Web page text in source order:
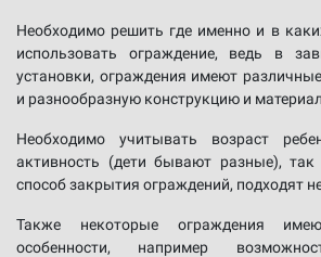
Необходимо решить где именно и в
использовать ограждение, ведь в
установки, ограждения имеют
и разнообразную конструкцию и
Необходимо учитывать возраст
активность (дети бывают разные), так
способ закрытия ограждений, подходят
Также некоторые ограждения
особенности, например